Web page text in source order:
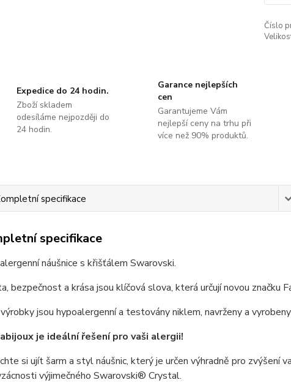
Číslo
Expedice do 24 hodin.
Zboží skladem
odesíláme nejpozději do
24 hodin.
Garance nejlepších
cen
Garantujeme Vám
nejlepší ceny na trhu při
více než 90% produktů.
specifikace
specifikace
náušnice s křišťálem Swarovski.
bezpečnost a krása jsou klíčová slova, která určují novou značku
jsou hypoalergenní a testovány niklem, navrženy a
je ideální řešení pro vaši alergii!
si ujít šarm a styl náušnic, který je určen výhradně pro zvýšení
výjimečného Swarovski® Crystal.